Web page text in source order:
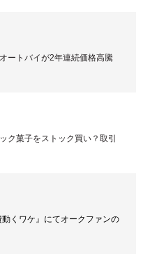
ートバイが2年連続価格高騰
ク菓子をストック買い？取引
動くワケ』にてオークファンの